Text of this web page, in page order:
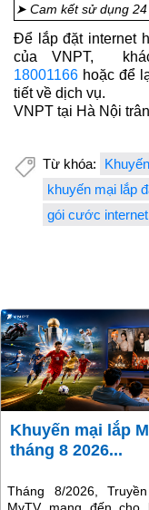
➤ Cam kết sử dụng 24
Để lắp đặt internet
của VNPT,
18001166 hoặc để
tiết về dịch vụ.
VNPT tại Hà Nội
Từ khóa:
khuyến mại lắp
gói cước
Khuyến mại lắp MyTV
tháng 8 2026...
Tháng 8/2026,